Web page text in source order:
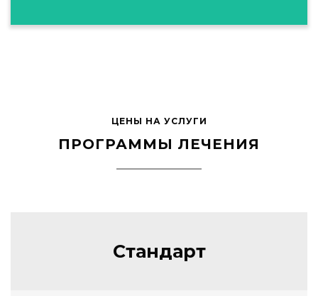
ЦЕНЫ НА УСЛУГИ
ПРОГРАММЫ ЛЕЧЕНИЯ
Стандарт